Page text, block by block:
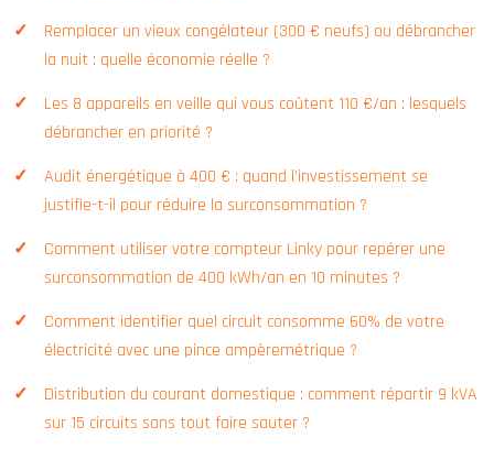
Remplacer un vieux congélateur (300 € neufs) ou débrancher
la nuit : quelle économie réelle ?
Les 8 appareils en veille qui vous coûtent 110 €/an : lesquels
débrancher en priorité ?
Audit énergétique à 400 € : quand l’investissement se
justifie-t-il pour réduire la surconsommation ?
Comment utiliser votre compteur Linky pour repérer une
surconsommation de 400 kWh/an en 10 minutes ?
Comment identifier quel circuit consomme 60% de votre
électricité avec une pince ampèremétrique ?
Distribution du courant domestique : comment répartir 9 kVA
sur 15 circuits sans tout faire sauter ?